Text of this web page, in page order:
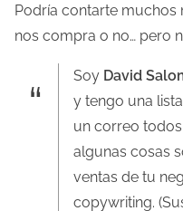
Podría contarte muchos
nos compra o no… pero
Soy David
y tengo una
un correo
algunas cosas
ventas de tu
copywriting.